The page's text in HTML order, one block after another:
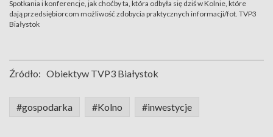
Spotkania i konferencje, jak choćby ta, która odbyła się dziś w Kolnie, które
dają przedsiębiorcom możliwość zdobycia praktycznych informacji/fot. TVP3
Białystok
Źródło: Obiektyw TVP3 Białystok
#gospodarka #Kolno #inwestycje